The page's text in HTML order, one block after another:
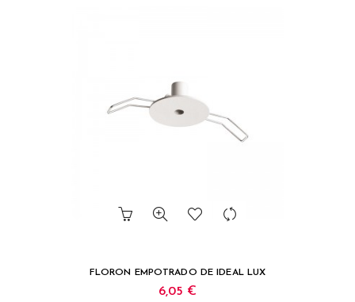
FLORON EMPOTRADO DE IDEAL LUX
6,05 €